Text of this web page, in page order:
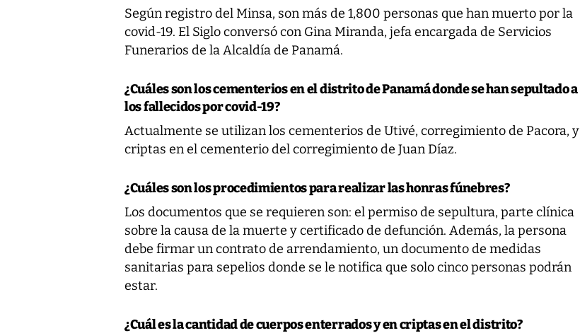
Según registro del Minsa, son más de 1,800 personas que han muerto por la
covid-19. El Siglo conversó con Gina Miranda, jefa encargada de Servicios
Funerarios de la Alcaldía de Panamá.
¿Cuáles son los cementerios en el distrito de Panamá donde se han sepultado a
los fallecidos por covid-19?
Actualmente se utilizan los cementerios de Utivé, corregimiento de Pacora, y
criptas en el cementerio del corregimiento de Juan Díaz.
¿Cuáles son los procedimientos para realizar las honras fúnebres?
Los documentos que se requieren son: el permiso de sepultura, parte clínica
sobre la causa de la muerte y certificado de defunción. Además, la persona
debe firmar un contrato de arrendamiento, un documento de medidas
sanitarias para sepelios donde se le notifica que solo cinco personas podrán
estar.
¿Cuál es la cantidad de cuerpos enterrados y en criptas en el distrito?